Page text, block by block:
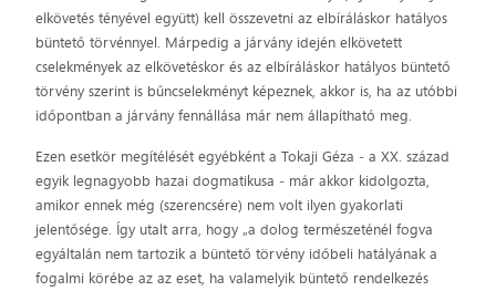
elkövetés tényével együtt) kell összevetni az elbíráláskor hatályos
büntető törvénnyel. Márpedig a járvány idején elkövetett
cselekmények az elkövetéskor és az elbíráláskor hatályos büntető
törvény szerint is bűncselekményt képeznek, akkor is, ha az utóbbi
időpontban a járvány fennállása már nem állapítható meg.
Ezen esetkör megítélését egyébként a Tokaji Géza ‒ a XX. század
egyik legnagyobb hazai dogmatikusa ‒ már akkor kidolgozta,
amikor ennek még (szerencsére) nem volt ilyen gyakorlati
jelentősége. Így utalt arra, hogy „a dolog természeténél fogva
egyáltalán nem tartozik a büntető törvény időbeli hatályának a
fogalmi körébe az az eset, ha valamelyik büntető rendelkezés